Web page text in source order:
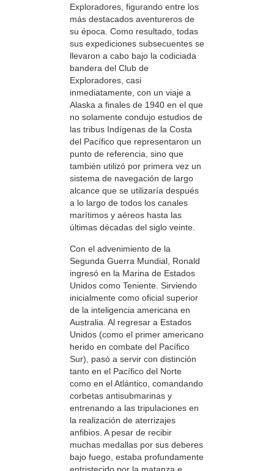
Exploradores, figurando entre los
más destacados aventureros de
su época. Como resultado, todas
sus expediciones subsecuentes se
llevaron a cabo bajo la codiciada
bandera del Club de
Exploradores, casi
inmediatamente, con un viaje a
Alaska a finales de 1940 en el que
no solamente condujo estudios de
las tribus Indígenas de la Costa
del Pacífico que representaron un
punto de referencia, sino que
también utilizó por primera vez un
sistema de navegación de largo
alcance que se utilizaría después
a lo largo de todos los canales
marítimos y aéreos hasta las
últimas décadas del siglo veinte.
Con el advenimiento de la
Segunda Guerra Mundial, Ronald
ingresó en la Marina de Estados
Unidos como Teniente. Sirviendo
inicialmente como oficial superior
de la inteligencia americana en
Australia. Al regresar a Estados
Unidos (como el primer americano
herido en combate del Pacífico
Sur), pasó a servir con distinción
tanto en el Pacífico del Norte
como en el Atlántico, comandando
corbetas antisubmarinas y
entrenando a las tripulaciones en
la realización de aterrizajes
anfibios. A pesar de recibir
muchas medallas por sus deberes
bajo fuego, estaba profundamente